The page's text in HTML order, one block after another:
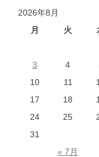
2026年8月
月
火
« 7月
3
4
10
11
17
18
24
25
31